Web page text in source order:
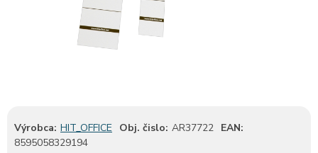
Výrobca: HIT_OFFICE Obj. čislo: AR37722 EAN:
8595058329194